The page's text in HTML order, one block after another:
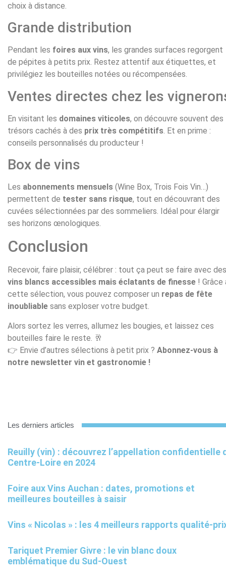
choix à distance.
Grande distribution
Pendant les foires aux vins, les grandes surfaces regorgent
de pépites à petits prix. Restez attentif aux étiquettes, et
privilégiez les bouteilles notées ou récompensées.
Ventes directes chez les
En visitant les domaines viticoles, on découvre souvent des
trésors cachés à des prix très compétitifs . Et en prime :
conseils personnalisés du producteur !
Box de vins
Les abonnements mensuels (Wine Box, Trois Fois Vin…)
permettent de tester sans risque, tout en découvrant des
cuvées sélectionnées par des sommeliers. Idéal pour élargir
ses horizons œnologiques.
Conclusion
Recevoir, faire plaisir, célébrer : tout ça peut se faire avec des
vins blancs accessibles mais éclatants de finesse ! Grâce
cette sélection, vous pouvez composer un repas de fête
inoubliable sans exploser votre budget.
Alors sortez les verres, allumez les bougies, et laissez ces
bouteilles faire le reste. 🥂
👉 Envie d’autres sélections à petit prix ? Abonnez-vous à
notre newsletter vin et gastronomie !
Les derniers articles
Reuilly (vin) : découvrez l’appellation confidentielle
Centre-Loire en 2024
Foire aux Vins Auchan : dates, promotions et
meilleures bouteilles à saisir
Vins « Nicolas » : les 4 meilleurs rapports qualité-
Tariquet Premier Givre : le vin blanc doux
emblématique du Sud-Ouest